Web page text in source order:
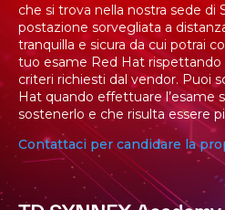
che si trova nella nostra sede di
postazione sorvegliata a
tranquilla e sicura da cui potrai
tuo esame Red Hat
criteri richiesti dal vendor. Puoi
Hat quando effettuare l’esame
sostenerlo e che risulta essere
Contattaci per candidare la